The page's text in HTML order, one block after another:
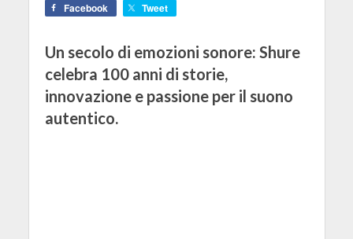
Facebook Tweet
Un secolo di emozioni sonore: Shure
celebra 100 anni di storie,
innovazione e passione per il suono
autentico.